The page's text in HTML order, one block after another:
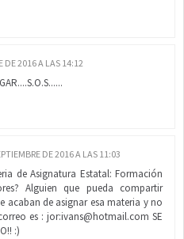
DE 2016 A LAS 14:12
DE 2016 A LAS 11:03
de Asignatura Estatal: Formación
Alguien que pueda compartir
acaban de asignar esa materia y no
es : jor:ivans@hotmail.com SE
:)